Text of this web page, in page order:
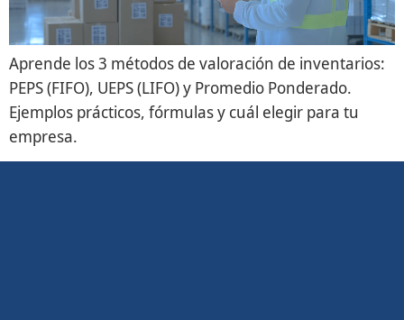
Aprende los 3 métodos de valoración de inventarios:
PEPS (FIFO), UEPS (LIFO) y Promedio Ponderado.
Ejemplos prácticos, fórmulas y cuál elegir para tu
empresa.